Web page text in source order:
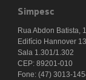
Simpesc
Rua Abdon Batista,
Edifício Hannover
Sala 1.301/1.302
CEP: 89201-010
Fone: (47) 3013-